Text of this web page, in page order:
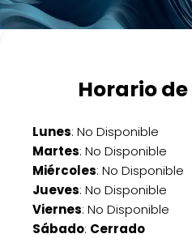
Horario
Lunes: No Disponible
Martes: No Disponible
Miércoles: No Disponible
Jueves: No Disponible
Viernes: No Disponible
Sábado: Cerrado